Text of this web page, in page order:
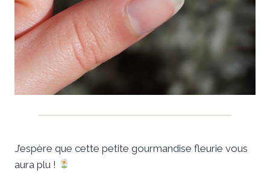
J’espère que cette petite gourmandise fleurie vous
aura plu !